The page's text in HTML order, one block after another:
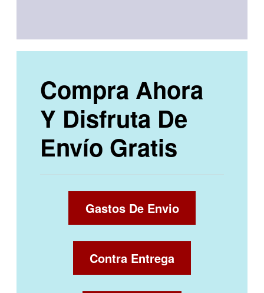
Compra Ahora
Y Disfruta De
Envío Gratis
Gastos De Envio
Contra Entrega